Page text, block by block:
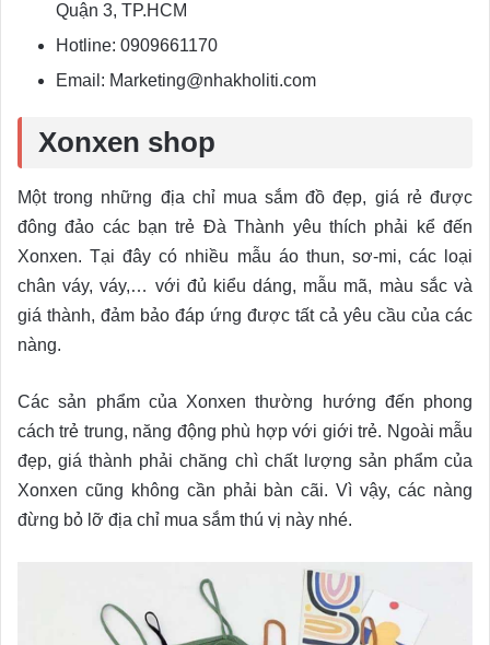
Quận 3, TP.HCM
Hotline: 0909661170
Email: Marketing@nhakholiti.com
Xonxen shop
Một trong những địa chỉ mua sắm đồ đẹp, giá rẻ được
đông đảo các bạn trẻ Đà Thành yêu thích phải kể đến
Xonxen. Tại đây có nhiều mẫu áo thun, sơ-mi, các loại
chân váy, váy,… với đủ kiểu dáng, mẫu mã, màu sắc và
giá thành, đảm bảo đáp ứng được tất cả yêu cầu của các
nàng.
Các sản phẩm của Xonxen thường hướng đến phong
cách trẻ trung, năng động phù hợp với giới trẻ. Ngoài mẫu
đẹp, giá thành phải chăng chì chất lượng sản phẩm của
Xonxen cũng không cần phải bàn cãi. Vì vậy, các nàng
đừng bỏ lỡ địa chỉ mua sắm thú vị này nhé.